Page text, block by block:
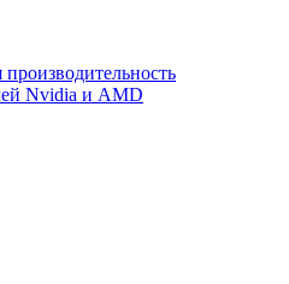
Nvidia и AMD